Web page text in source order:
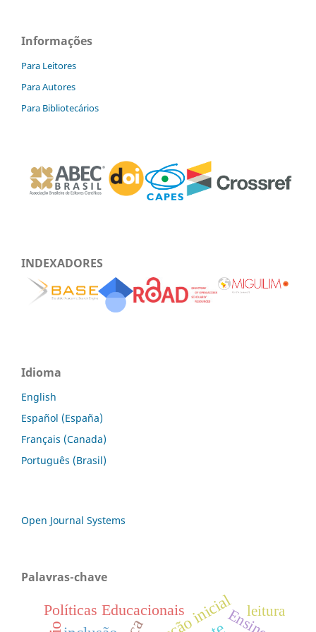
Informações
Para Leitores
Para Autores
Para Bibliotecários
INDEXADORES
Idioma
English
Español (España)
Français (Canada)
Português (Brasil)
Open Journal Systems
Palavras-chave
Ensino
Políticas Educacionais leitura